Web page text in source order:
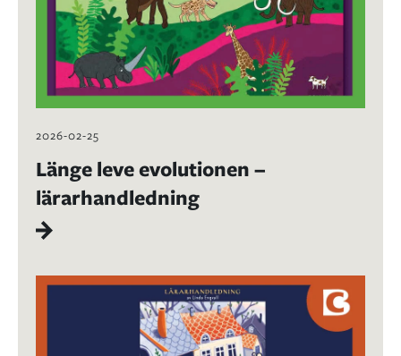
2026-02-25
Länge leve evolutionen –
lärarhandledning